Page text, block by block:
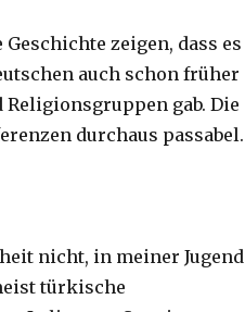
zeigen, dass es
auch schon früher
gab. Die
durchaus passabel.
nicht, in meiner Jugend
türkische